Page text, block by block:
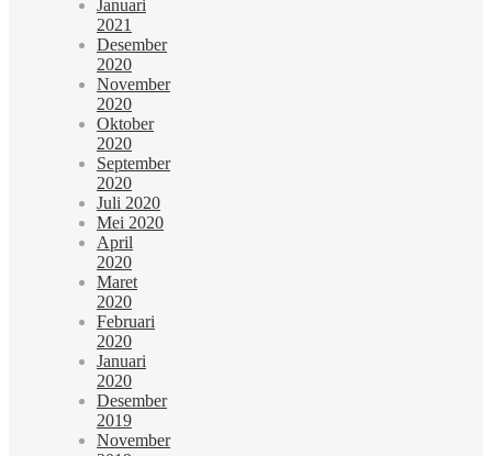
Januari
2021
Desember
2020
November
2020
Oktober
2020
September
2020
Juli 2020
Mei 2020
April
2020
Maret
2020
Februari
2020
Januari
2020
Desember
2019
November